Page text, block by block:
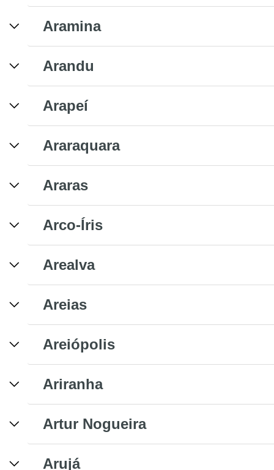
Aramina
Arandu
Arapeí
Araraquara
Araras
Arco-Íris
Arealva
Areias
Areiópolis
Ariranha
Artur Nogueira
Arujá